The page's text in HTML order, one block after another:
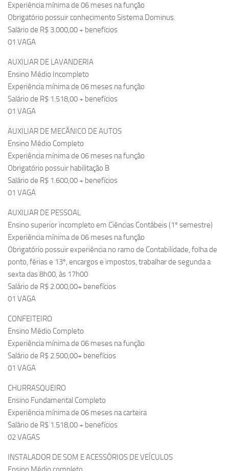
Experiência mínima de 06 meses na função
Obrigatório possuir conhecimento Sistema Dominus.
Salário de R$ 3.000,00 + benefícios
01 VAGA
AUXILIAR DE LAVANDERIA
Ensino Médio Incompleto
Experiência mínima de 06 meses na função
Salário de R$ 1.518,00 + benefícios
01 VAGA
AUXILIAR DE MECÂNICO DE AUTOS
Ensino Médio Completo
Experiência mínima de 06 meses na função
Obrigatório possuir habilitação B
Salário de R$ 1.600,00 + benefícios
01 VAGA
AUXILIAR DE PESSOAL
Ensino superior incompleto em Ciências Contábeis (1º semestre)
Experiência mínima de 06 meses na função
Obrigatório possuir experiência no ramo de Contabilidade, folha de
ponto, férias e 13º, encargos e impostos, trabalhar de segunda a
sexta das 8h00, às 17h00
Salário de R$ 2.000,00+ benefícios
01 VAGA
CONFEITEIRO
Ensino Médio Completo
Experiência mínima de 06 meses na função
Salário de R$ 2.500,00+ benefícios
01 VAGA
CHURRASQUEIRO
Ensino Fundamental Completo
Experiência mínima de 06 meses na carteira
Salário de R$ 1.518,00 + benefícios
02 VAGAS
INSTALADOR DE SOM E ACESSÓRIOS DE VEÍCULOS